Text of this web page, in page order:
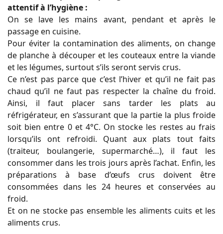
attentif à l’hygiène :
On se lave les mains avant, pendant et après le
passage en cuisine.
Pour éviter la contamination des aliments, on change
de planche à découper et les couteaux entre la viande
et les légumes, surtout s’ils seront servis crus.
Ce n’est pas parce que c’est l’hiver et qu’il ne fait pas
chaud qu’il ne faut pas respecter la chaîne du froid.
Ainsi, il faut placer sans tarder les plats au
réfrigérateur, en s’assurant que la partie la plus froide
soit bien entre 0 et 4°C. On stocke les restes au frais
lorsqu’ils ont refroidi. Quant aux plats tout faits
(traiteur, boulangerie, supermarché…), il faut les
consommer dans les trois jours après l’achat. Enfin, les
préparations à base d’œufs crus doivent être
consommées dans les 24 heures et conservées au
froid.
Et on ne stocke pas ensemble les aliments cuits et les
aliments crus.